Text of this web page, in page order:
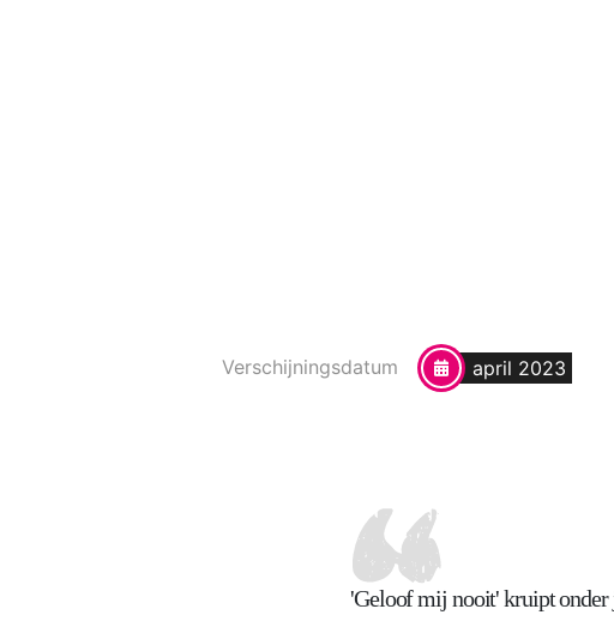
Verschijningsdatum april 2023
'Geloof mij nooit' kruipt onder